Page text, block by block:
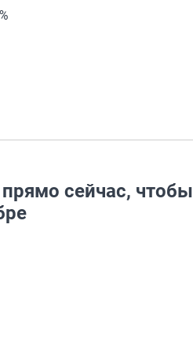
сейчас, чтобы